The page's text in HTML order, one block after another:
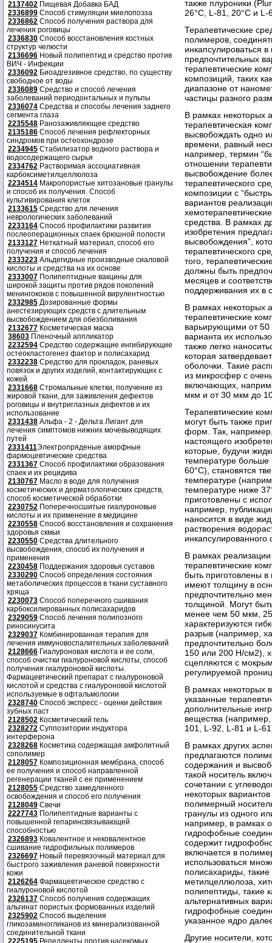
2137402 Пищевая Добавка БАД
2336899 Способ стимуляции миелопоэза
2336862 Способ получения раствора для
лечения роговицы
2336830 Способ восстановления костных
структур челюсти
2136696 Новый полипептид и средство против
ВИЧ - Инфекции
2336092 Биоадгезивное средство, по существу
свободное от воды
2336089 Средство и способ лечения
заболеваний периодонтальных и пульпы
2336074 Средства и способы лечения заднего
сегмента глаза
2235548 Ранозаживляющее средство
2135186 Способ лечения рефлекторных
синдромов при остеохондрозе
2234945 Стабилизатор водного раствора и
водосодержащего сырья
2334762 Растворимая ассоциативная
карбоксиметилцеллюлоза
2234514 Макропористые хитозановые гранулы
и способ их получения. Способ
культивирования клеток
2133615 Средство для лечения
неврологических заболеваний
2233164 Способ профилактики развития
послеоперационных спаек брюшной полости
2133127 Неткатный материал, способ его
получения и способ лечения
2333223 Альдегидные производные сиаловой
кислоты и средства на их основе
2333007 Полипептидные вакцины для
широкой защиты против рядов поколений
менингококов с повышенной вирулентностью
2332985 Дозированные формы
анестезирующих средств с длительным
высвобождением для обезболивания
2132677 Косметическая маска
38603 Пленочный аппликатор
2232594 Средство содержащие ингибирующие
остеокластогенез фактор и полисахарид
2332238 Средство для прокладок, раневых
повязок и других изделий, контактирующих с
кожей
2331668 Стромальные клетки, получение из
жировой ткани, для заживления дефектов
роговицы и внутриглазных дефектов и их
использование
2331438 Альфа - 2 - Дельта Лигант для
лечения симптомов нижних мочевыводящих
путей
2331411Электропряденые аморфные
фармоцевтические средства
2331367 Способ профилактики образования
спаек и их рецидива
2130767 Масло в воде для получения
косметических и дерматологических средств,
способ косметической обработки
2230752 Поперечносшитые гиалуроновые
кислоты и их применение в медицине
2230558 Способ восстановления и сохранения
здоровья скмьи
2230550 Средства длительного
высвобождения, способ их получения и
применения
2230458 Поддержания здоровья суставов
2330290 Способ определения состояния
метаболических процессов в ткани суставного
хряща
2230073 Способ поперечного сшивания
карбоксилированных полисахаридов
2329059 Способ лечения полипозного
риносинусита
2329037 Комбинированная терапия для
лечения иммуновоспалительных заболеваний
2128666 Гиалуроновая кислота и ее соли,
способ очистки гиалуроновой кислоты, способ
получения гиалуроновой кислоты.
Фармацевтический препарат с гиалуроновой
кислотой и средства с гиалуроновой кислотой
используемые в офтальмологии
2328740 Способ экспресс - оценки действия
зубных паст
2128502 Косметический гель
2328272 Суппозитории индуктора
интерферона
2328268 Косметика содержащая амфолитный
сополимер
2128057 Композиционная мембрана, способ
ее получения и способ направленной
регенерации тканей с ее применением
2128055 Средство замедленного
освобождения и способ его получения
2128049 Свечи
2227743 Полипептидные варианты с
повышенной гепаринсвязывающей
способностью
2326893 Ковалентное и нековалентное
сшивание гидрофильных полимеров
2326697 Новый перевязочный материал для
быстрого заживления раневой поверхности
кожи
2126264 Фармацевтическое средство с
гиалуроновой кислотой
2326137 Способ получения содержащих
альгинат пористых формованных изделий
2325902 Способ выделения
гликозаминогликанов из минерализованной
соединительной ткани
2225195 Репелленты против насекомых
также плуроники
26°С, L-81, 20°С и L-
Терапевтические
полимеров,
инкапсулироваться
предпочтительных
терапевтические
композиций, таких
диапазоне от
частицы разного
В рамках некоторых
терапевтическая
высвобождать одно
времени, равный
например, термин
отношении
высвобождение
терапевтического
композиции с
вариантов
средства. В рамках
изобретения
высвобождения”,
терапевтического
того,
должны быть
месяцев и
поддерживания их в
В рамках некоторых
терапевтические
варьирующими от 50
варианта их
также легко
которая
оболочки. Такие
из микросфер с
включающих,
мкм и от 30 мкм до
Терапевтические
могут быть также
форм. Так,
настоящего
которые, будучи
температуре больше
60°С), становятся
температуре
температуре ниже
приготовлены с
например,
наносится в виде
растворения
инкапсулированного
В рамках
терапевтические
быть приготовлены в
имеют толщину в
предпочтительно
толщиной. Могут
менее чем 50 мкм,
характеризуются
разрыв (например,
предпочтительно
150 или 200 Н/см2),
сцепляются с
регулируемой
В рамках некоторых
указанные
дополнительные
вещества
101, L-92, L-81 и L-
В рамках других
предлагаются
содержания и
такой носитель
сочетании с
некоторых
полимерный
гранулы из одного
например, в рамках
гидрофобные
содержит
включается в
использоваться
полисахариды,
метилцеллюлоза,
полипептиды, такие
альтернативных
гидрофобные
указанное ядро
Другие носители,